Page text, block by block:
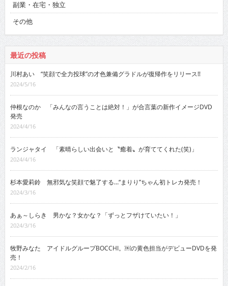
副業・在宅・独立
その他
最近の投稿
川村あい “笑顔で全力投球”の才色兼備グラドルが復帰作をリリース!!
2024/5/16
仲根なのか 「みんなの言うことは絶対！」が合言葉の新作イメージDVD
発売
2024/4/16
ランジャタイ 「素晴らしい出会いと〝癒着〟が育ててくれた(笑)」
2024/4/16
杉本愛莉鈴 無邪気な笑顔で魅了する…“まりり”ちゃん初トレカ発売！
2024/3/16
あぁ～しらき 男かな？女かな？「ずっとフザけていたい！」
2024/3/16
牧野みなた アイドルグループBOCCHI。￼の黄色担当がデビューDVDを発
売！
2024/2/16